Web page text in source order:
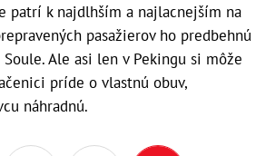
patrí k najdlhším a najlacnejším na
pasažierov ho predbehnú
Soule. Ale asi len v Pekingu si môže
príde o vlastnú obuv,
náhradnú.